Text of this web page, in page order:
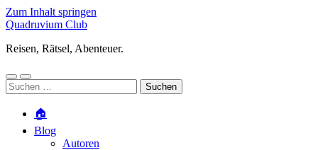
Zum Inhalt springen
Quadruvium Club
Reisen, Rätsel, Abenteuer.
Mobile-
Menü
Suchfeld
ein-/ausblenden
Suchen
nach:
🏠
Blog
Autoren